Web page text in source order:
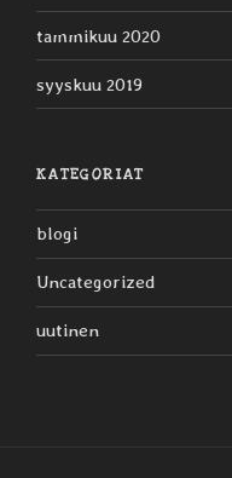
tammikuu 2020
syyskuu 2019
KATEGORIAT
blogi
Uncategorized
uutinen